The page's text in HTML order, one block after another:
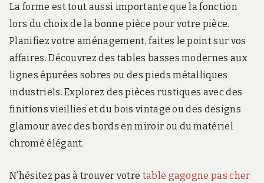
La forme est tout aussi importante que la fonction
lors du choix de la bonne pièce pour votre pièce.
Planifiez votre aménagement, faites le point sur vos
affaires. Découvrez des tables basses modernes aux
lignes épurées sobres ou des pieds métalliques
industriels. Explorez des pièces rustiques avec des
finitions vieillies et du bois vintage ou des designs
glamour avec des bords en miroir ou du matériel
chromé élégant.
N’hésitez pas à trouver votre table gagogne pas cher